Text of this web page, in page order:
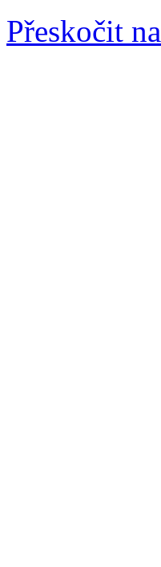
Přeskočit